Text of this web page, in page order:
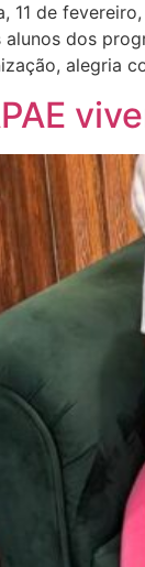
11 de
alunos dos
alegria